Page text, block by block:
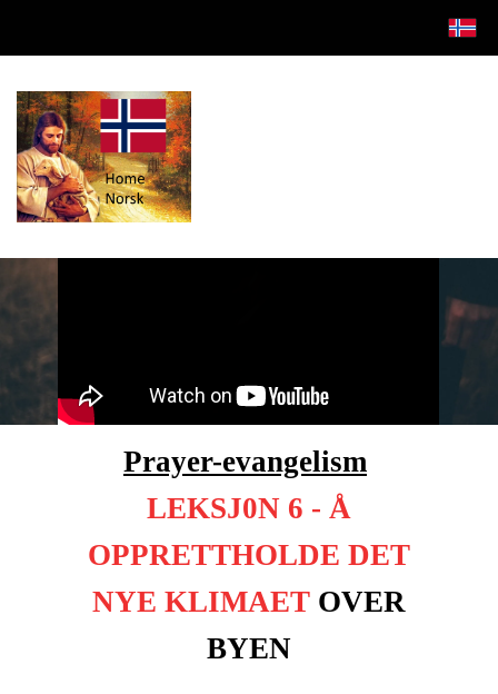
Prayer-evangelism
LEKSJ0N 6 - Å
OPPRETTHOLDE DET
NYE KLIMAETOVER
BYEN